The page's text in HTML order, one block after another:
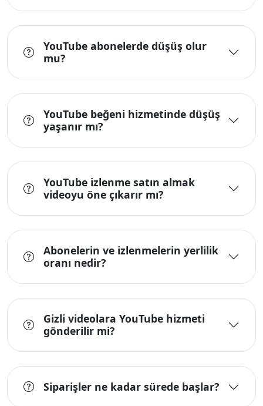
YouTube abonelerde düşüş olur
mu?
YouTube beğeni hizmetinde düşüş
yaşanır mı?
YouTube izlenme satın almak
videoyu öne çıkarır mı?
Abonelerin ve izlenmelerin yerlilik
oranı nedir?
Gizli videolara YouTube hizmeti
gönderilir mi?
Siparişler ne kadar sürede başlar?